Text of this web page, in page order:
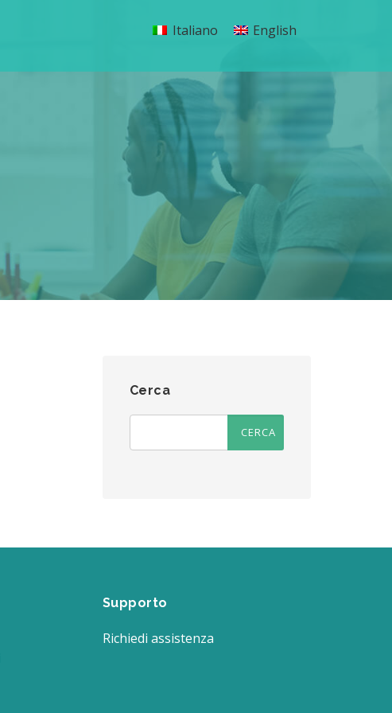
Italiano English
Cerca
Supporto
Richiedi assistenza